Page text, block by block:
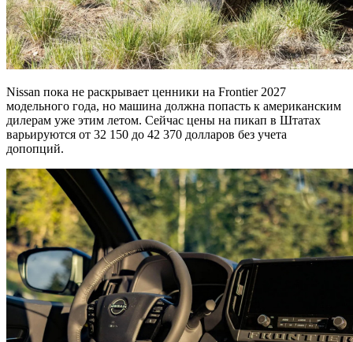
Nissan пока не раскрывает ценники на Frontier 2027
модельного года, но машина должна попасть к американским
дилерам уже этим летом. Сейчас цены на пикап в Штатах
варьируются от 32 150 до 42 370 долларов без учета
допопций.